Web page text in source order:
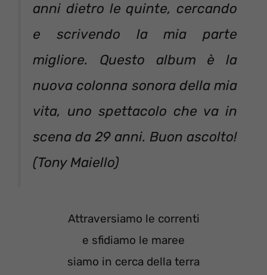
anni dietro le quinte, cercando
e scrivendo la mia parte
migliore. Questo album è la
nuova colonna sonora della mia
vita, uno spettacolo che va in
scena da 29 anni. Buon ascolto!
(Tony Maiello)
Attraversiamo le correnti
e sfidiamo le maree
siamo in cerca della terra